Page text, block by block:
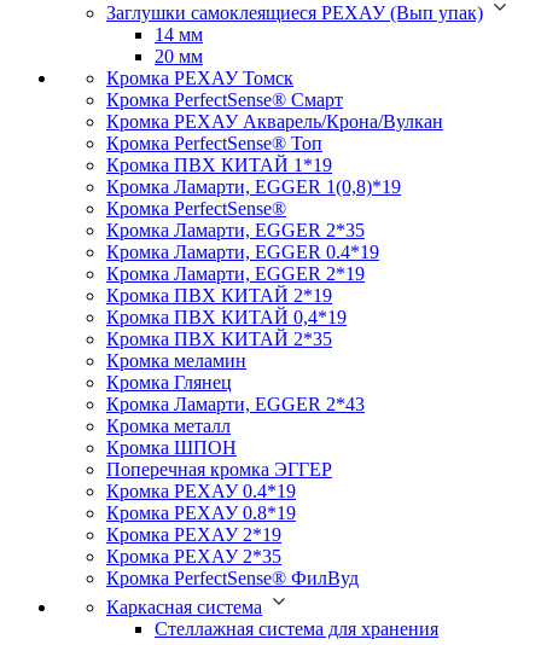
Заглушки самоклеящиеся РЕХАУ (Вып упак)
14 мм
20 мм
Кромка PЕХАУ Томск
Кромка PerfectSense® Смарт
Кромка PЕХАУ Акварель/Крона/Вулкан
Кромка PerfectSense® Топ
Кромка ПВХ КИТАЙ 1*19
Кромка Ламарти, EGGER 1(0,8)*19
Кромка PerfectSense®
Кромка Ламарти, EGGER 2*35
Кромка Ламарти, EGGER 0.4*19
Кромка Ламарти, EGGER 2*19
Кромка ПВХ КИТАЙ 2*19
Кромка ПВХ КИТАЙ 0,4*19
Кромка ПВХ КИТАЙ 2*35
Кромка меламин
Кромка Глянец
Кромка Ламарти, EGGER 2*43
Кромка металл
Кромка ШПОН
Поперечная кромка ЭГГЕР
Кромка PЕХАУ 0.4*19
Кромка PЕХАУ 0.8*19
Кромка PЕХАУ 2*19
Кромка PЕХАУ 2*35
Кромка PerfectSense® ФилВуд
Каркасная система
Стеллажная система для хранения